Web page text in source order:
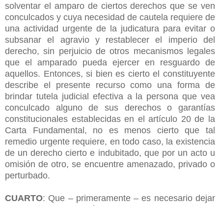
solventar el amparo de ciertos derechos que se ven
conculcados y cuya necesidad de cautela requiere de
una actividad urgente de la judicatura para evitar o
subsanar el agravio y restablecer el imperio del
derecho, sin perjuicio de otros mecanismos legales
que el amparado pueda ejercer en resguardo de
aquellos. Entonces, si bien es cierto el constituyente
describe el presente recurso como una forma de
brindar tutela judicial efectiva a la persona que vea
conculcado alguno de sus derechos o garantías
constitucionales establecidas en el artículo 20 de la
Carta Fundamental, no es menos cierto que tal
remedio urgente requiere, en todo caso, la existencia
de un derecho cierto e indubitado, que por un acto u
omisión de otro, se encuentre amenazado, privado o
perturbado.
CUARTO: Que – primeramente – es necesario dejar